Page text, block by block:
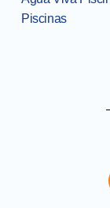
Piscinas